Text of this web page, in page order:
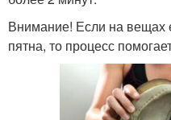
Внимание! Если на вещах
пятна, то процесс